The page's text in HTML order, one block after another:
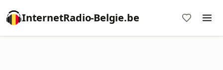
InternetRadio-Belgie.be